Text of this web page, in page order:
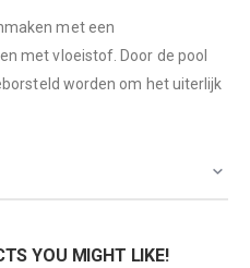
met een
met vloeistof. Door de pool
worden om het uiterlijk
YOU MIGHT LIKE!